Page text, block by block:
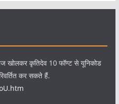
खोलकर कृतिदेव 10 फॉण्ट से यूनिकोड
कर सकते हैं.